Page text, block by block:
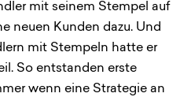
mit seinem Stempel auf
neuen Kunden dazu. Und
mit Stempeln hatte er
So entstanden erste
wenn eine Strategie an